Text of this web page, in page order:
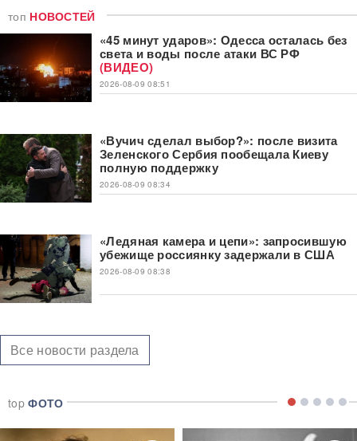
топ НОВОСТЕЙ
«45 минут ударов»: Одесса осталась без
света и воды после атаки ВС РФ
(ВИДЕО)
2026-08-09 08:51
«Вучич сделал выбор?»: после визита
Зеленского Сербия пообещала Киеву
полную поддержку
2026-08-09 08:34
«Ледяная камера и цепи»: запросившую
убежище россиянку задержали в США
2026-08-09 08:38
Все новости раздела
topФОТО